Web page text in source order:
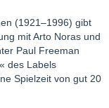
(1921–1996) gibt
mit Arto Noras und
Paul Freeman
des Labels
Spielzeit von gut 20